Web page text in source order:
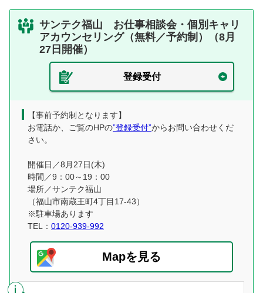
サンテク福山 お仕事相談会・個別キャリ
アカウンセリング（無料／予約制）（8月
27日開催）
登録受付
【事前予約制となります】
お電話か、ご覧のHPの”登録受付”からお問い合わせくだ
さい。
開催日／8月27日(木)
時間／9：00～19：00
場所／サンテク福山
（福山市南蔵王町4丁目17-43）
※駐車場あります
TEL： 0120-939-992
Mapを見る